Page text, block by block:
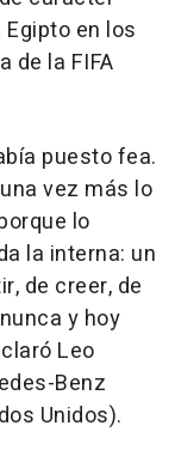
en los
de la FIFA
puesto fea.
vez más lo
lo
la interna: un
de creer, de
y hoy
Leo
Benz
Unidos).